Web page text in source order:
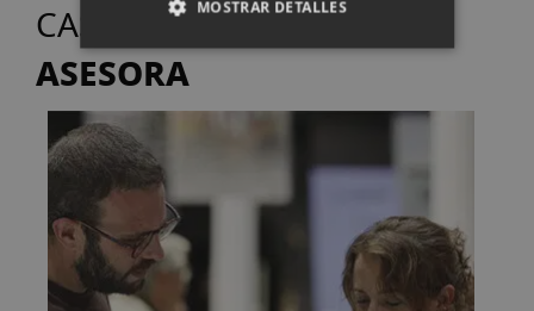
CASANOVA FOTOTE
ASESORA
MOSTRAR DETALLES